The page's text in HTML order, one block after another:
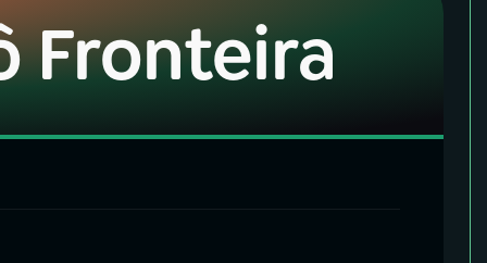
Fronteira